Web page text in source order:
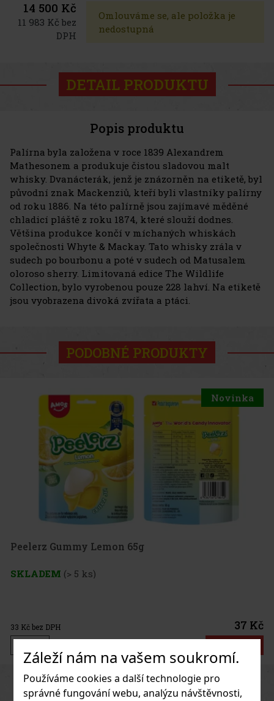
Záleží nám na vašem soukromí.
Používáme cookies a další technologie pro
správné fungování webu, analýzu návštěvnosti,
14 500 Kč
11 983 Kč bez
DPH
Omlouváme se, ale položka je
nedostupná
DETAIL PRODUKTU
Popis produktu
Palírna byla založena v roce 1839 Alexandrem
Mathesonem a produkuje čistou sladovou malt
whisky. Dvanácterák, jenž je znázorněn na etiketě, byl
původní znak Mackenziů, kteří byli vlastníky palírny
od roku 1886. Na této palírně jsou zajímavé měděné
chladicí pláště z roku 1874, které slouží dodnes.
Většina produkce končí v míchaných whiskách
společnosti Whyte & Mackay. Tato whisky zrála v
sudech po bourbonu a poté v sudech od Matusalem
oloroso sherry. Limitovaná edice The Wildlife
Collection, bylo vyrobenou pouze 228 lahví. Na etiketě
jsou vyobrazena divoká zvířata a ptáci.
PODOBNÉ PRODUKTY
Novinka
37 Kč
Novinka PreviousNext